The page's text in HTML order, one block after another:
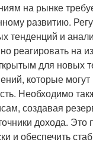
на рынке
развитию.
тенденций и
реагировать на
для новых
которые могут
Необходимо
создавая
дохода. Это
и обеспечить